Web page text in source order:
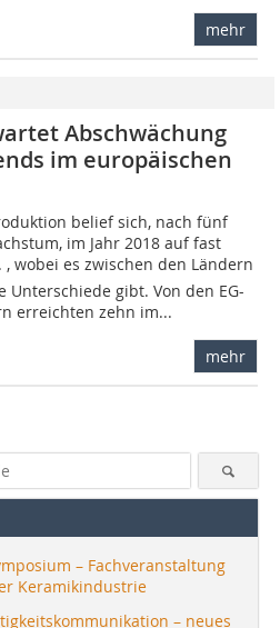
mehr
Abschwächung
im europäischen
belief sich, nach fünf
im Jahr 2018 auf fast
wobei es zwischen den Ländern
Unterschiede gibt. Von den EG-
erreichten zehn im...
mehr
– Fachveranstaltung
Keramikindustrie
– neues